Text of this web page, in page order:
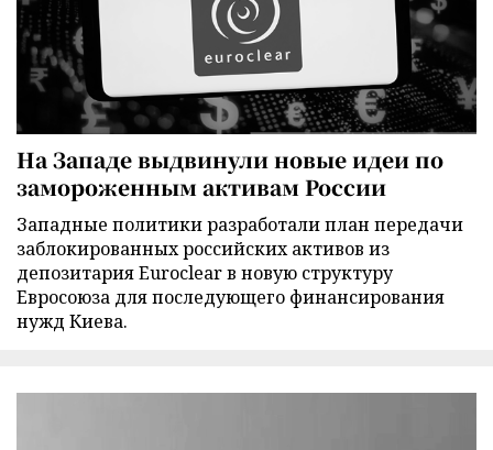
На Западе выдвинули новые идеи по
замороженным активам России
Западные политики разработали план передачи
заблокированных российских активов из
депозитария Euroclear в новую структуру
Евросоюза для последующего финансирования
нужд Киева.